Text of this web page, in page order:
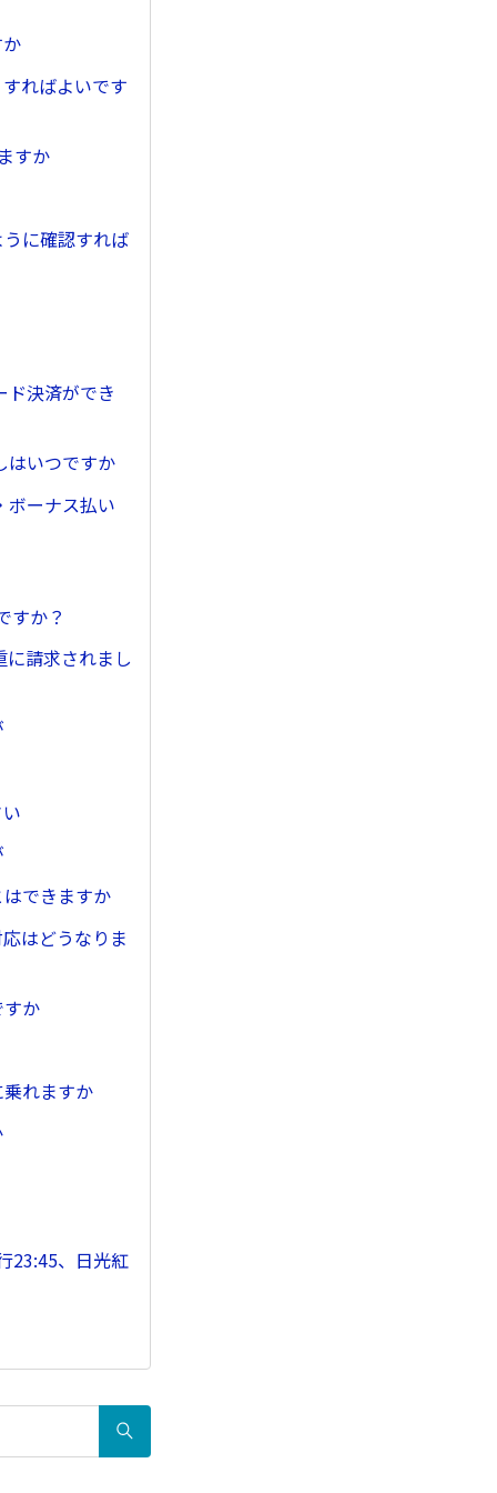
ればよいです
すか
に確認すれば
決済ができ
はいつですか
ボーナス払い
すか？
請求されまし
できますか
はどうなりま
か
れますか
23:45、日光紅